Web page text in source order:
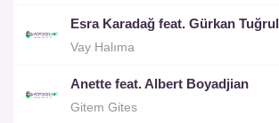
Esra Karadağ feat. Gürkan Tuğrul
Vay Halıma
Anette feat. Albert Boyadjian
Gitem Gites